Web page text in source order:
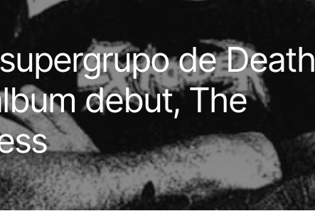
de Death
debut, The